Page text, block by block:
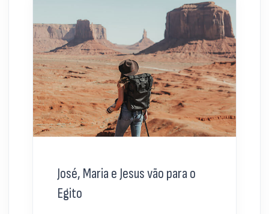
José, Maria e Jesus vão para o
Egito